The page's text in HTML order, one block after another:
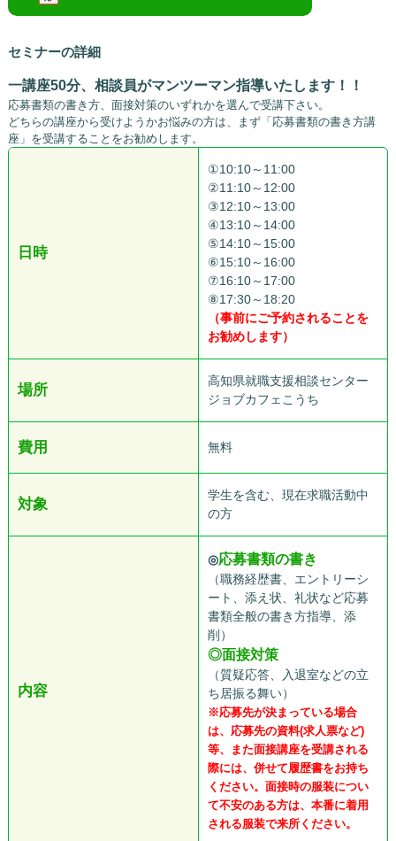
セミナーの詳細
一講座50分、相談員がマンツーマン指導いたします！！
応募書類の書き方、面接対策のいずれかを選んで受講下さい。
どちらの講座から受けようかお悩みの方は、まず「応募書類の書き方講
座」を受講することをお勧めします。
日時
①10:10～11:00
②11:10～12:00
③12:10～13:00
④13:10～14:00
⑤14:10～15:00
⑥15:10～16:00
⑦16:10～17:00
⑧17:30～18:20
（事前にご予約されることを
お勧めします）
場所
高知県就職支援相談センター
ジョブカフェこうち
費用 無料
対象
学生を含む、現在求職活動中
の方
内容
◎応募書類の書き
（職務経歴書、エントリーシ
ート、添え状、礼状など応募
書類全般の書き方指導、添
削）
◎面接対策
（質疑応答、入退室などの立
ち居振る舞い）
※応募先が決まっている場合
は、応募先の資料(求人票など)
等、また面接講座を受講される
際には、併せて履歴書をお持ち
ください。面接時の服装につい
て不安のある方は、本番に着用
される服装で来所ください。